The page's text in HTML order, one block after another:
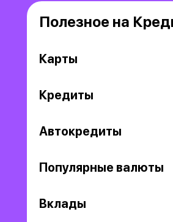
Полезное на
Карты
Кредиты
Автокредиты
Популярные валюты
Вклады